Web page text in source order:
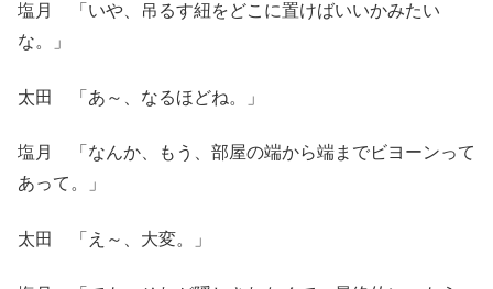
塩月 「いや、吊るす紐をどこに置けばいいかみたい
な。」
太田 「あ～、なるほどね。」
塩月 「なんか、もう、部屋の端から端までビヨーンって
あって。」
太田 「え～、大変。」